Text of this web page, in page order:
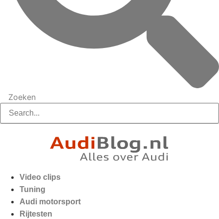
Zoeken
Video clips
Tuning
Audi motorsport
Rijtesten